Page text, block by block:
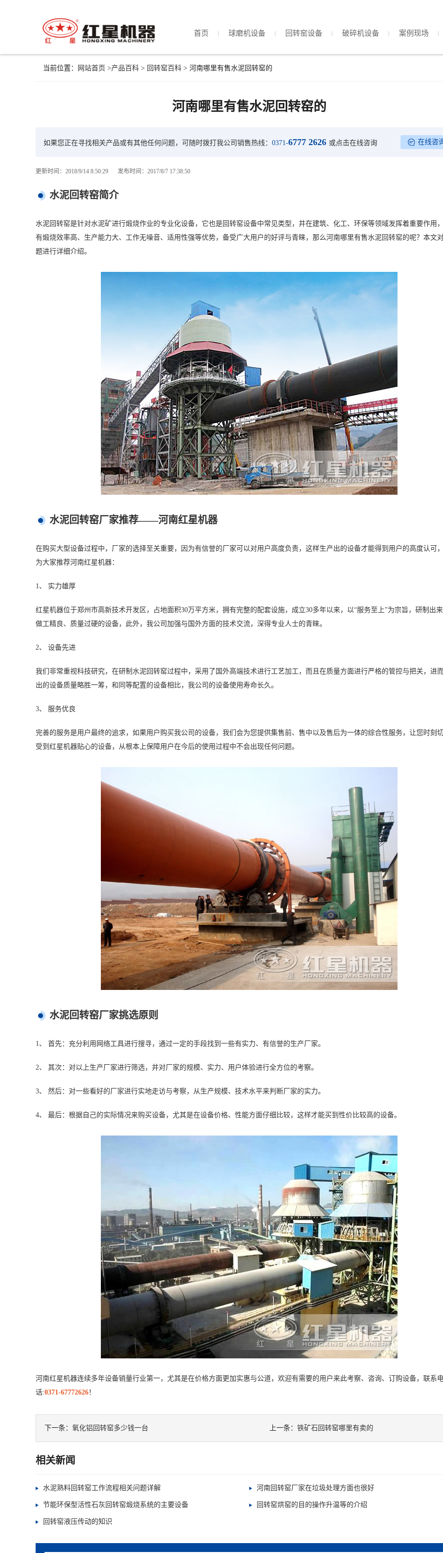
首页 球磨机设备 回转窑设备 破碎机设备 案例现场
当前位置： 网站首页 >产品百科 > 回转窑百科 > 河南哪里有售水泥回转窑的
河南哪里有售水泥回转窑的
如果您正在寻找相关产品或有其他任何问题，可随时拨打我公司销售热线： 0371-6777 2626 或点击在线咨询 在线咨
更新时间：2018/9/14 8:50:29 发布时间：2017/8/7 17:38:50
水泥回转窑简介
水泥回转窑是针对水泥矿进行煅烧作业的专业化设备，它也是回转窑设备中常见类型，并在建筑、化工、环保等领域发挥着重要作用
有煅烧效率高、生产能力大、工作无噪音、适用性强等优势，备受广大用户的好评与青睐，那么河南哪里有售水泥回转窑的呢？本文
题进行详细介绍。
水泥回转窑厂家推荐——河南红星机器
在购买大型设备过程中，厂家的选择至关重要，因为有信誉的厂家可以对用户高度负责，这样生产出的设备才能得到用户的高度认可
为大家推荐河南红星机器：
1、 实力雄厚
红星机器位于郑州市高新技术开发区，占地面积30万平方米，拥有完整的配套设施，成立30多年以来，以“服务至上”为宗旨，研制出
做工精良、质量过硬的设备，此外，我公司加强与国外方面的技术交流，深得专业人士的青睐。
2、 设备先进
我们非常重视科技研究，在研制水泥回转窑过程中，采用了国外高端技术进行工艺加工，而且在质量方面进行严格的管控与把关，进
出的设备质量略胜一筹，和同等配置的设备相比，我公司的设备使用寿命长久。
3、 服务优良
完善的服务是用户最终的追求，如果用户购买我公司的设备，我们会为您提供集售前、售中以及售后为一体的综合性服务，让您时刻
受到红星机器贴心的设备，从根本上保障用户在今后的使用过程中不会出现任何问题。
水泥回转窑厂家挑选原则
1、 首先：充分利用网络工具进行搜寻，通过一定的手段找到一些有实力、有信誉的生产厂家。
2、 其次：对以上生产厂家进行筛选，并对厂家的规模、实力、用户体验进行全方位的考察。
3、 然后：对一些看好的厂家进行实地走访与考察，从生产规模、技术水平来判断厂家的实力。
4、 最后：根据自己的实际情况来购买设备，尤其是在设备价格、性能方面仔细比较，这样才能买到性价比较高的设备。
河南红星机器连续多年设备销量行业第一，尤其是在价格方面更加实惠与公道，欢迎有需要的用户来此考察、咨询、订购设备，联系
话:0371-67772626！
上一条：铁矿石回转窑哪里有卖的
下一条：氧化铝回转窑多少钱一台
相关新闻
水泥熟料回转窑工作流程相关问题详解 河南回转窑厂家在垃圾处理方面也很好
节能环保型活性石灰回转窑煅烧系统的主要设备 回转窑烘窑的目的操作升温等的介绍
回转窑液压传动的知识